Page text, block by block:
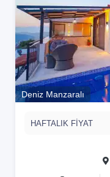
Deniz Manzaralı
HAFTALIK FİYAT